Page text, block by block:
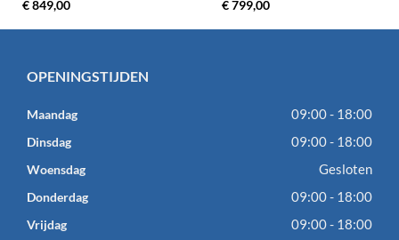
€ 849,00 € 799,00
OPENINGSTIJDEN
Maandag 09:00 - 18:00
Dinsdag 09:00 - 18:00
Woensdag Gesloten
Donderdag 09:00 - 18:00
Vrijdag 09:00 - 18:00